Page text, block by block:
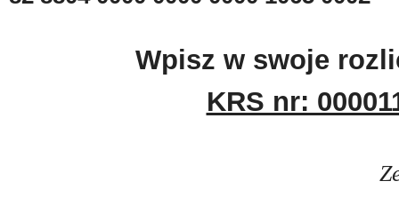
Wpisz w swoje
KRS nr: